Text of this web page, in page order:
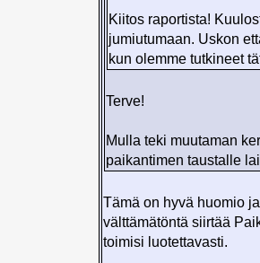
Kiitos raportista!
jumiutumaan. Uskon
kun olemme tutkineet
Terve!
Mulla teki muutaman
paikantimen taustalle
Tämä on hyvä huomio
välttämätöntä siirtää
toimisi luotettavasti.